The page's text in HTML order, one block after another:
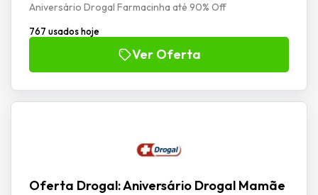
Aniversário Drogal Farmacinha até 90% Off
767 usados hoje
Ver Oferta
Oferta Drogal: Aniversário Drogal Mamãe